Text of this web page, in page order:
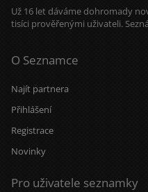
Už 16 let dáváme dohromady
tisíci prověřenými uživateli.
O Seznamce
Najít partnera
Přihlášení
Registrace
Novinky
Pro uživatele seznamky